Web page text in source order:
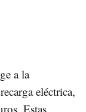
a la
eléctrica,
Estas